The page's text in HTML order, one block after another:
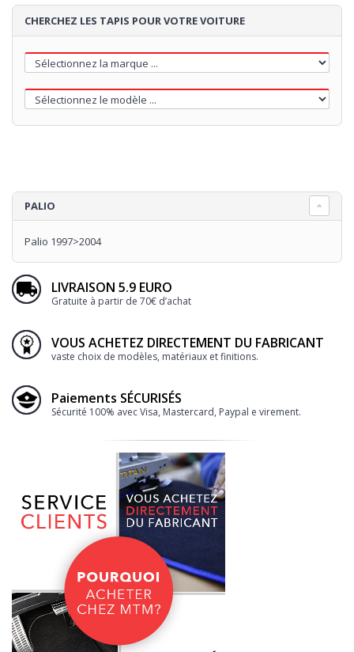
CHERCHEZ LES TAPIS POUR VOTRE VOITURE
PALIO
Palio 1997>2004
LIVRAISON 5.9 EURO
Gratuite à partir de 70€ d’achat
VOUS ACHETEZ DIRECTEMENT DU FABRICANT
vaste choix de modèles, matériaux et finitions.
Paiements SÉCURISÉS
Sécurité 100% avec Visa, Mastercard, Paypal e virement.